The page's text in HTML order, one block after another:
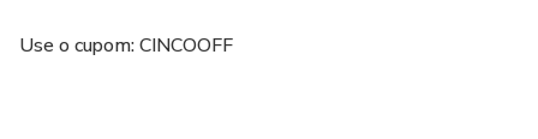
Use o cupom: CINCOOFF